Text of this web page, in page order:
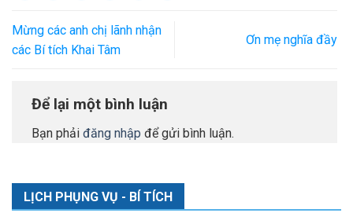
Mừng các anh chị lãnh nhận
các Bí tích Khai Tâm
Ơn mẹ nghĩa đầy
Để lại một bình luận
Bạn phải đăng nhập để gửi bình luận.
LỊCH PHỤNG VỤ - BÍ TÍCH